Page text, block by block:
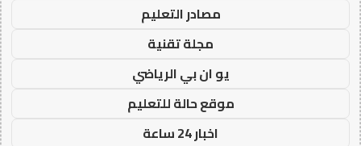
مصادر التعليم
مجلة تقنية
يو ان بي الرياضي
موقع حالة للتعليم
اخبار 24 ساعة